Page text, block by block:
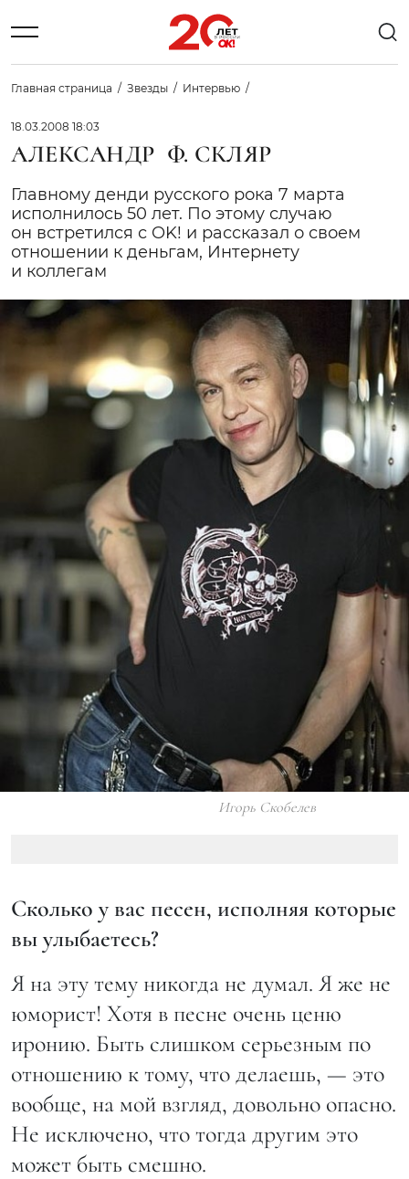
Главная страница Звезды Интервью
18.03.2008 18:03
АЛЕКСАНДР Ф. СКЛЯР
Главному денди русского рока 7 марта
исполнилось 50 лет. По этому случаю
он встретился с OK! и рассказал о своем
отношении к деньгам, Интернету
и коллегам
Игорь Скобелев
Сколько у вас песен, исполняя которые
вы улыбаетесь?
Я на эту тему никогда не думал. Я же не
юморист! Хотя в песне очень ценю
иронию. Быть слишком серьезным по
отношению к тому, что делаешь, — это
вообще, на мой взгляд, довольно опасно.
Не исключено, что тогда другим это
может быть смешно.